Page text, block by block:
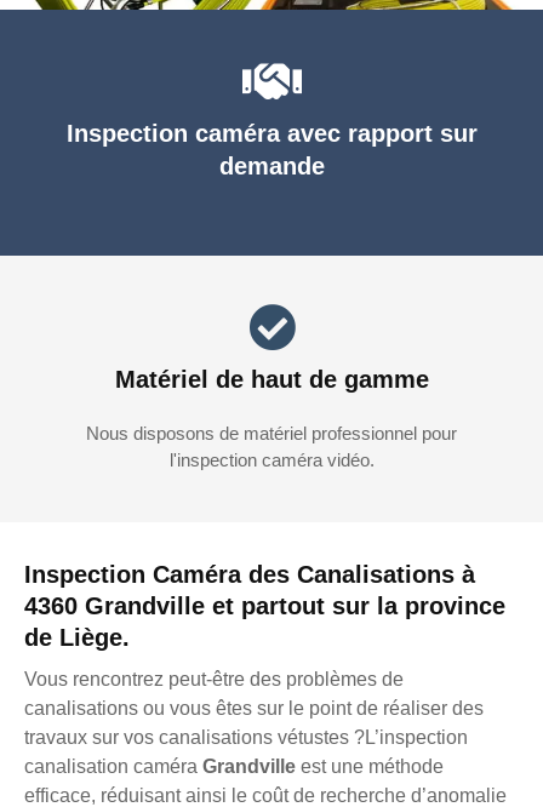
Inspection Caméra des Canalisations à
4360 Grandville et partout sur la province
de Liège.
Vous rencontrez peut-être des problèmes de
canalisations ou vous êtes sur le point de réaliser des
travaux sur vos canalisations vétustes ?L’inspection
canalisation caméra Grandville est une méthode
efficace, réduisant ainsi le coût de recherche d’anomalie
Inspection caméra avec rapport sur
demande
Matériel de haut de gamme
Nous disposons de matériel professionnel pour
l'inspection caméra vidéo.